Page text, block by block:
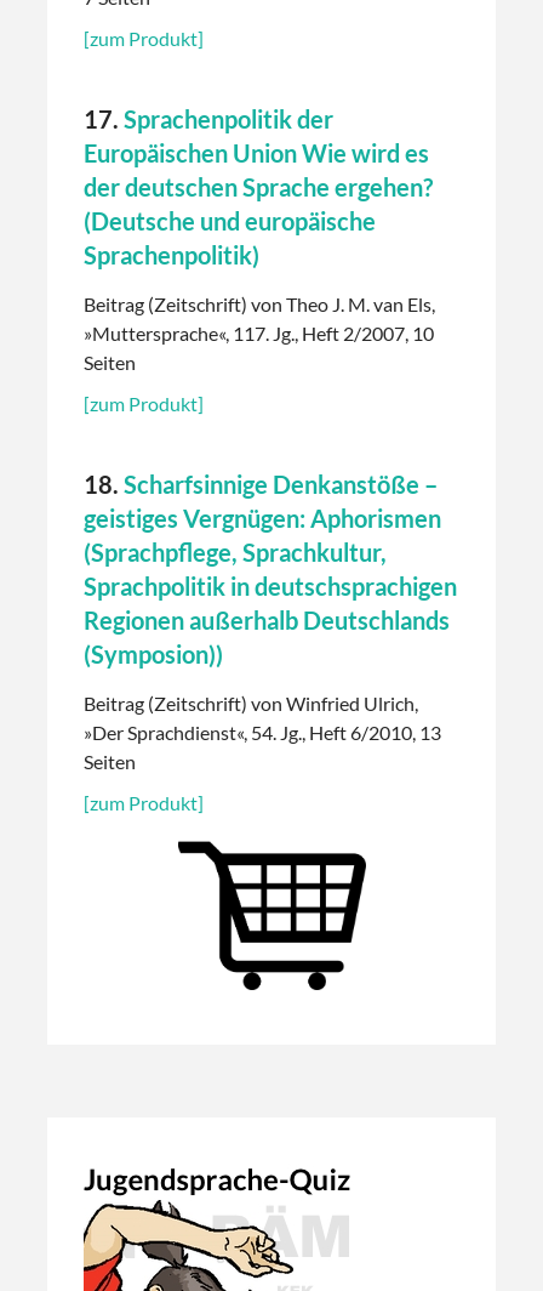
[zum Produkt]
17. Sprachenpolitik der
Europäischen Union Wie wird es
der deutschen Sprache ergehen?
(Deutsche und europäische
Sprachenpolitik)
Beitrag (Zeitschrift) von Theo J. M. van Els,
»Muttersprache«, 117. Jg., Heft 2/2007, 10
Seiten
[zum Produkt]
18. Scharfsinnige Denkanstöße –
geistiges Vergnügen: Aphorismen
(Sprachpflege, Sprachkultur,
Sprachpolitik in deutschsprachigen
Regionen außerhalb Deutschlands
(Symposion))
Beitrag (Zeitschrift) von Winfried Ulrich,
»Der Sprachdienst«, 54. Jg., Heft 6/2010, 13
Seiten
[zum Produkt]